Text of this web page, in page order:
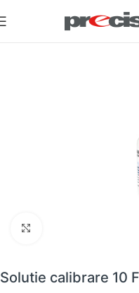
Solutie calibrare 10